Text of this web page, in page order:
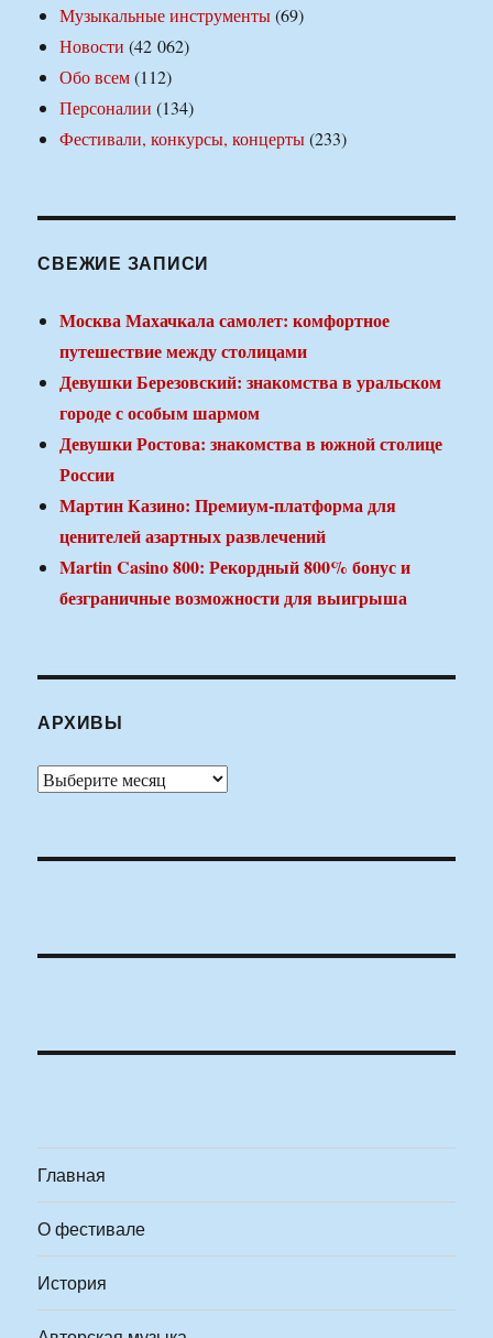
Музыкальные инструменты(69)
Новости (42 062)
Обо всем(112)
Персоналии (134)
Фестивали, конкурсы, концерты(233)
СВЕЖИЕ ЗАПИСИ
Москва Махачкала самолет: комфортное
путешествие между столицами
Девушки Березовский: знакомства в уральском
городе с особым шармом
Девушки Ростова: знакомства в южной столице
России
Мартин Казино: Премиум-платформа для
ценителей азартных развлечений
Martin Casino 800: Рекордный 800% бонус и
безграничные возможности для выигрыша
АРХИВЫ
Архивы
Главная
О фестивале
История